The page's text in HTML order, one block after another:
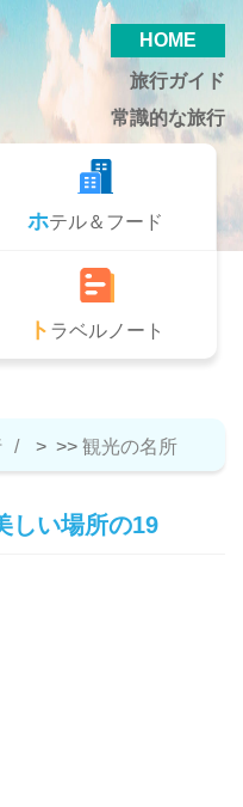
HOME
旅行ガイド
常識的な旅行
ホテル＆フード
トラベルノート
> >> 観光の名所
しい場所の19